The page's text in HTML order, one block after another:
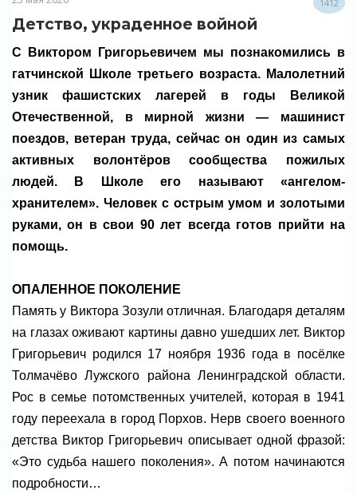
1412
Детство, украденное войной
С Виктором Григорьевичем мы познакомились в
гатчинской Школе третьего возраста. Малолетний
узник фашистских лагерей в годы Великой
Отечественной, в мирной жизни — машинист
поездов, ветеран труда, сейчас он один из самых
активных волонтёров сообщества пожилых
людей. В Школе его называют «ангелом-
хранителем». Человек с острым умом и золотыми
руками, он в свои 90 лет всегда готов прийти на
помощь.
ОПАЛЕННОЕ ПОКОЛЕНИЕ
Память у Виктора Зозули отличная. Благодаря деталям
на глазах оживают картины давно ушедших лет. Виктор
Григорьевич родился 17 ноября 1936 года в посёлке
Толмачёво Лужского района Ленинградской области.
Рос в семье потомственных учителей, которая в 1941
году переехала в город Порхов. Нерв своего военного
детства Виктор Григорьевич описывает одной фразой:
«Это судьба нашего поколения». А потом начинаются
подробности…